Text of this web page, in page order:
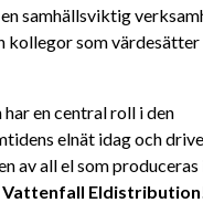
samhällsviktig
kollegor som värdesätter
en central roll i den
elnät idag och
av all el som produceras